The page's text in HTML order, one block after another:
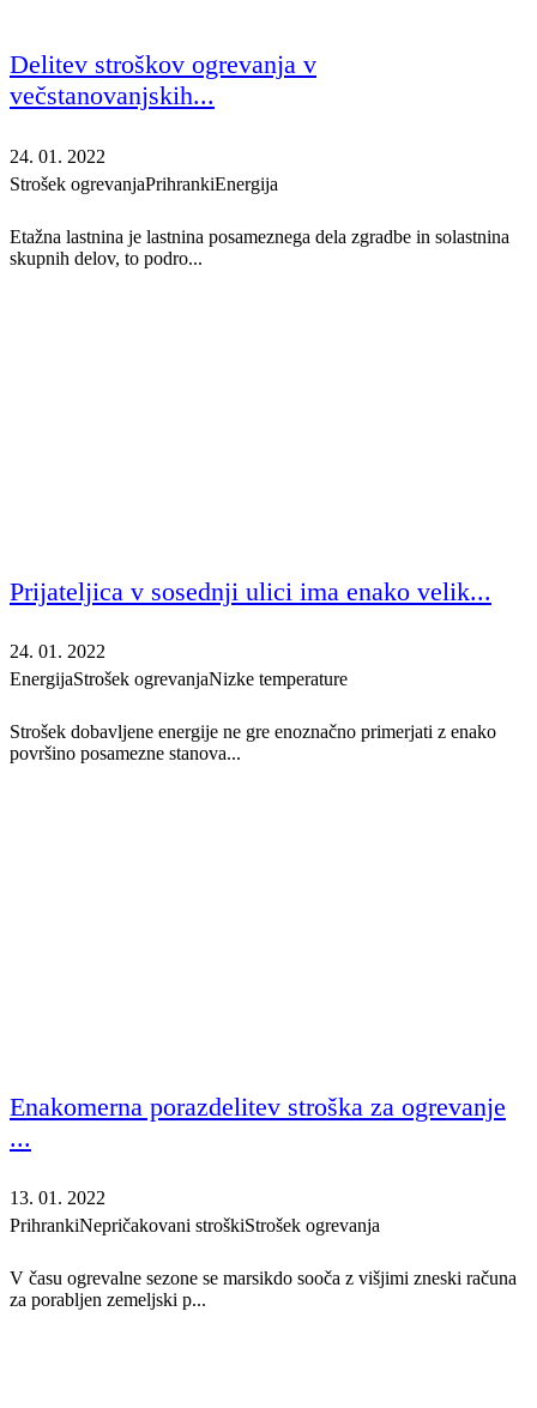
Delitev stroškov ogrevanja v
večstanovanjskih...
24. 01. 2022
Strošek ogrevanjaPrihrankiEnergija
Etažna lastnina je lastnina posameznega dela zgradbe in solastnina
skupnih delov, to podro...
Prijateljica v sosednji ulici ima enako velik...
24. 01. 2022
EnergijaStrošek ogrevanjaNizke temperature
Strošek dobavljene energije ne gre enoznačno primerjati z enako
površino posamezne stanova...
Enakomerna porazdelitev stroška za ogrevanje
...
13. 01. 2022
PrihrankiNepričakovani stroškiStrošek ogrevanja
V času ogrevalne sezone se marsikdo sooča z višjimi zneski računa
za porabljen zemeljski p...